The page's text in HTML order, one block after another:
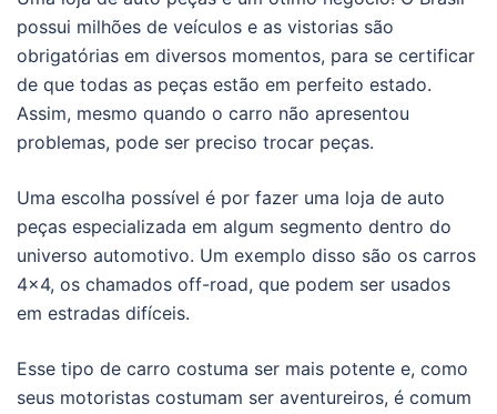
possui milhões de veículos e as vistorias são
obrigatórias em diversos momentos, para se certificar
de que todas as peças estão em perfeito estado.
Assim, mesmo quando o carro não apresentou
problemas, pode ser preciso trocar peças.
Uma escolha possível é por fazer uma loja de auto
peças especializada em algum segmento dentro do
universo automotivo. Um exemplo disso são os carros
4×4, os chamados off-road, que podem ser usados
em estradas difíceis.
Esse tipo de carro costuma ser mais potente e, como
seus motoristas costumam ser aventureiros, é comum